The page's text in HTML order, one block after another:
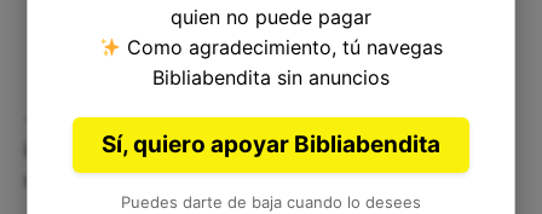
- Sé paciente. La respuesta de Dios puede no ser
inmediata, pero confía en que te llegará en el
momento adecuado.
quien no puede pagar
Como agradecimiento, tú navegas
Bibliabendita sin anuncios
Sí, quiero apoyar Bibliabendita
Puedes darte de baja cuando lo desees